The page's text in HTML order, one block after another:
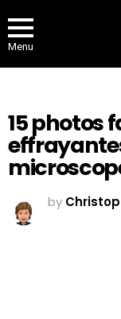
Menu
15 photos
by